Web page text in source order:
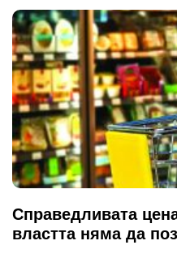
Справедливата
властта няма да